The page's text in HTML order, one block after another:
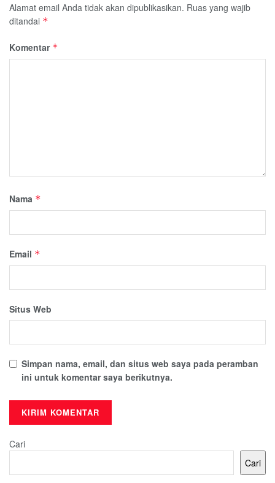
Alamat email Anda tidak akan dipublikasikan. Ruas yang wajib
ditandai *
Komentar *
Nama *
Email *
Situs Web
Simpan nama, email, dan situs web saya pada peramban
ini untuk komentar saya berikutnya.
Cari
Cari